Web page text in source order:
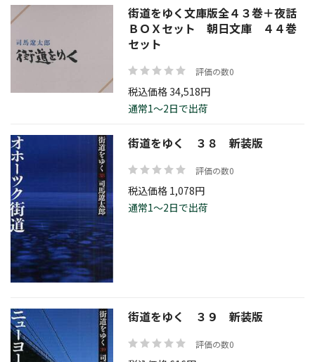
絞り込む
リセット
街道をゆく文庫版全４３巻＋夜話
ＢＯＸセット 朝日文庫 ４４巻
セット
評価の数0
税込価格 34,518円
通常1～2日で出荷
街道をゆく ３８ 新装版
評価の数0
税込価格 1,078円
通常1～2日で出荷
街道をゆく ３９ 新装版
評価の数0